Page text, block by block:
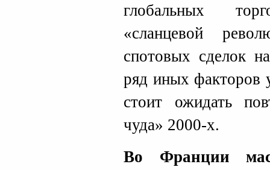
глобальных
«сланцевой
спотовых сделок
ряд иных факторов
стоит ожидать
чуда» 2000-х.
Во Франции